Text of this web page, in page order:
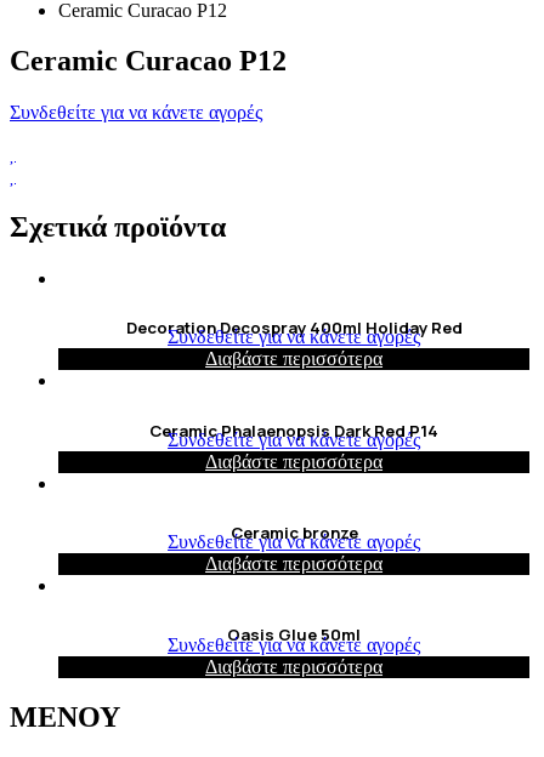
Ceramic Curacao P12
Ceramic Curacao P12
Συνδεθείτε για να κάνετε αγορές
Σχετικά προϊόντα
Decoration Decospray 400ml Holiday Red
Συνδεθείτε για να κάνετε αγορές
Διαβάστε περισσότερα
Ceramic Phalaenopsis Dark Red P14
Συνδεθείτε για να κάνετε αγορές
Διαβάστε περισσότερα
Ceramic bronze
Συνδεθείτε για να κάνετε αγορές
Διαβάστε περισσότερα
Oasis Glue 50ml
Συνδεθείτε για να κάνετε αγορές
Διαβάστε περισσότερα
ΜΕΝΟΥ